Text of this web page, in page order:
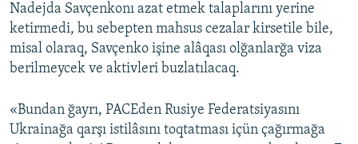
Nadejda Savçenkonı azat etmek talaplarını yerine
ketirmedi, bu sebepten mahsus cezalar kirsetile bile,
misal olaraq, Savçenko işine alâqası olğanlarğa viza
berilmeycek ve aktivleri buzlatılacaq.
«Bundan ğayrı, PACEden Rusiye Federatsiyasını
Ukrainağa qarşı istilâsını toqtatması içün çağırmağa